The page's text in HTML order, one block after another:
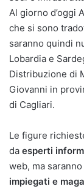
Al giorno d’oggi
che si sono
saranno quindi
Lobardia e
Distribuzione di
Giovanni in
di Cagliari.
Le figure
da esperti
web, ma
impiegati e